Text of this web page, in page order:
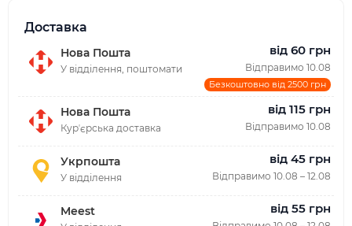
Доставка
Нова Пошта
У відділення, поштомати
від 60 грн
Відправимо 10.08
Безкоштовно від 2500 грн
Нова Пошта
Курʼєрська доставка
від 115 грн
Відправимо 10.08
Укрпошта
У відділення
від 45 грн
Відправимо 10.08 – 12.08
Meest від 55 грн